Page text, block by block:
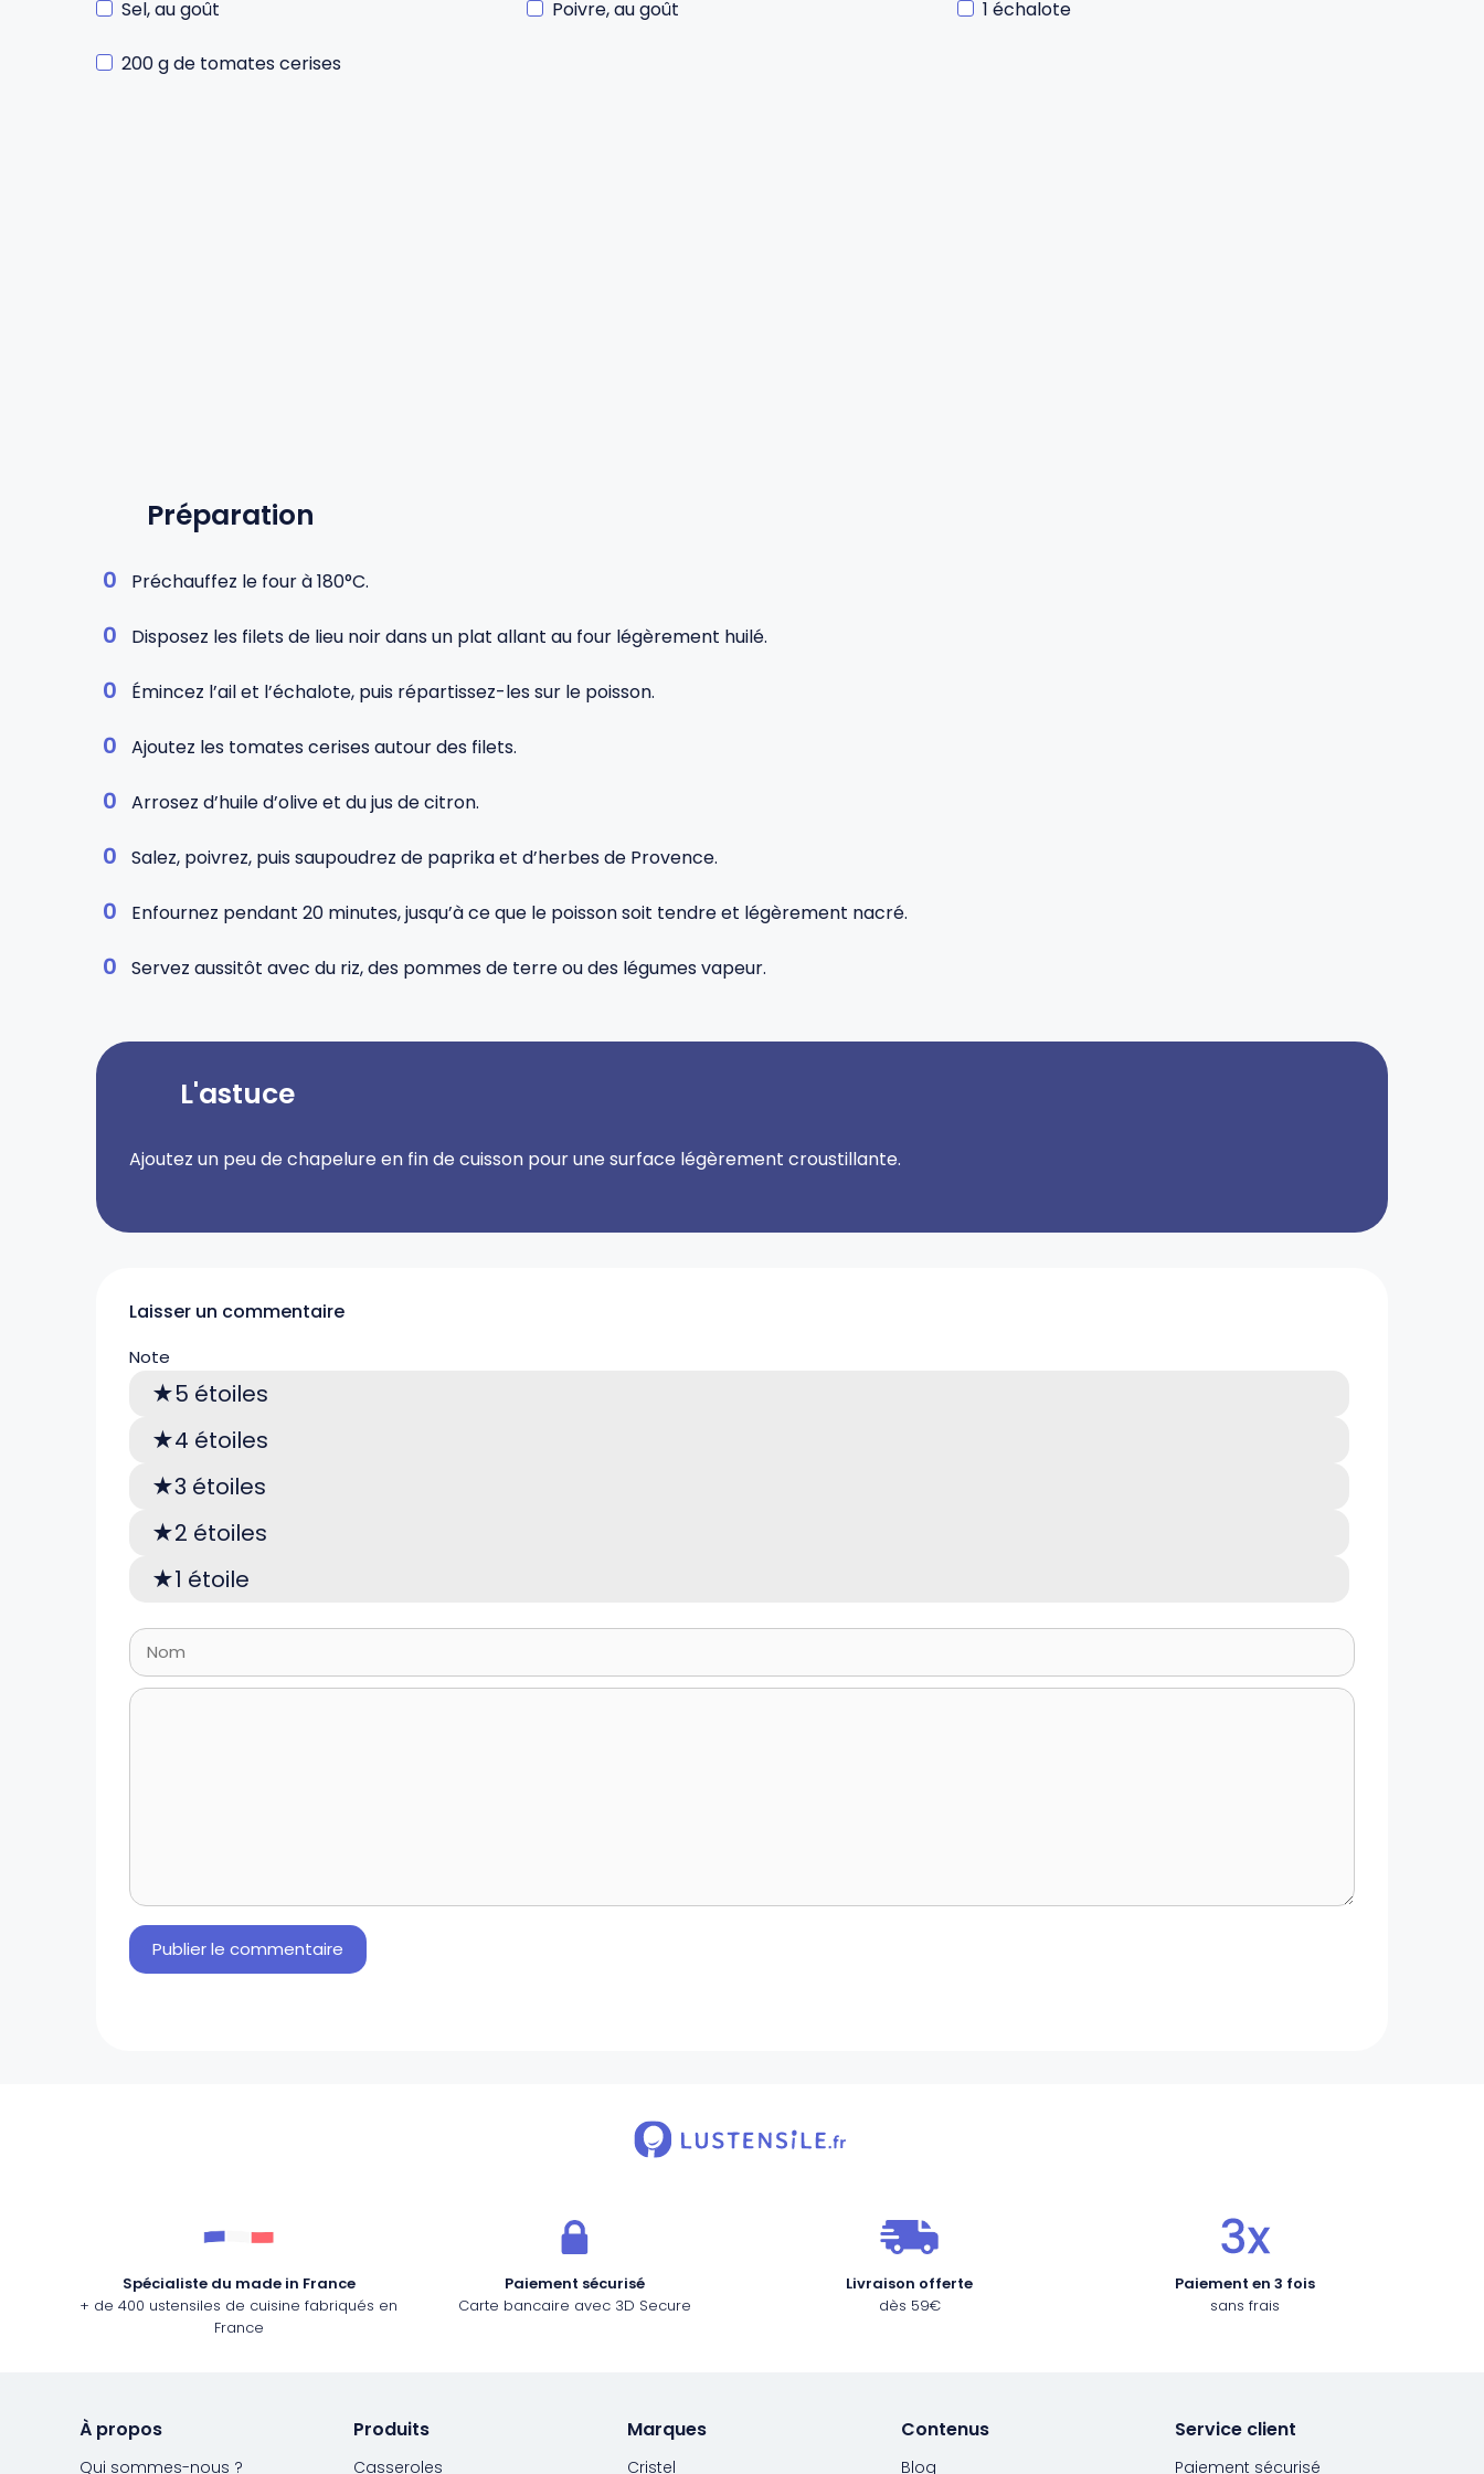
Couteaux tartineurs
Sel, au goût Poivre, au goût 1 échalote
200 g de tomates cerises
Préparation
Préchauffez le four à 180°C.
Disposez les filets de lieu noir dans un plat allant au four légèrement huilé.
Émincez l’ail et l’échalote, puis répartissez-les sur le poisson.
Ajoutez les tomates cerises autour des filets.
Arrosez d’huile d’olive et du jus de citron.
Salez, poivrez, puis saupoudrez de paprika et d’herbes de Provence.
Enfournez pendant 20 minutes, jusqu’à ce que le poisson soit tendre et légèrement nacré.
Servez aussitôt avec du riz, des pommes de terre ou des légumes vapeur.
L'astuce
Ajoutez un peu de chapelure en fin de cuisson pour une surface légèrement croustillante.
Laisser un commentaire
Note
5 étoiles
4 étoiles
3 étoiles
2 étoiles
1 étoile
Spécialiste du made in France
+ de 400 ustensiles de cuisine fabriqués en
France
Paiement sécurisé
Carte bancaire avec 3D Secure
Livraison offerte
dès 59€
Paiement en 3 fois
sans frais
À propos
Qui sommes-nous ?
Produits
Casseroles
Marques
Cristel
Contenus
Blog
Service client
Paiement sécurisé